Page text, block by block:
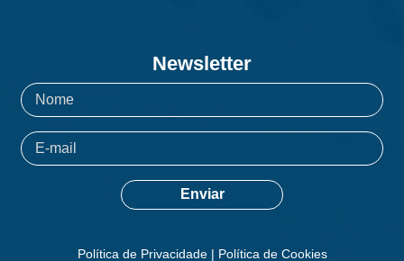
Newsletter
Política de Privacidade| Política de Cookies